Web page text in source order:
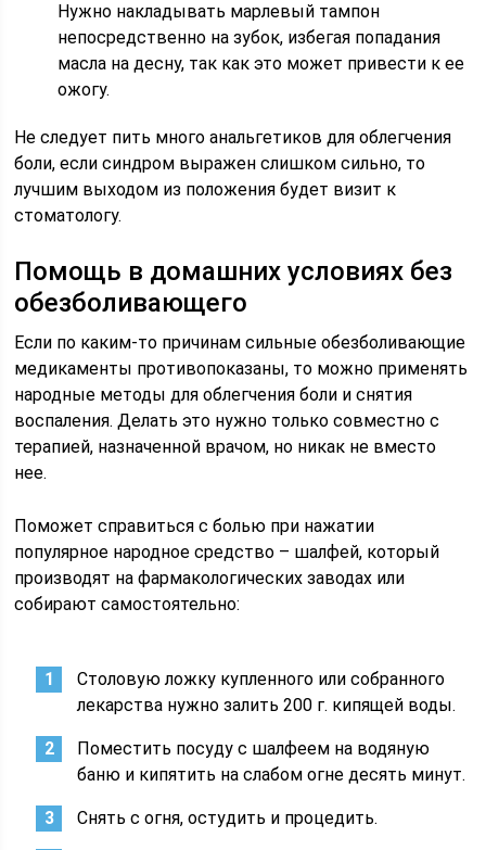
Нужно накладывать марлевый тампон
непосредственно на зубок, избегая попадания
масла на десну, так как это может привести к ее
ожогу.
Не следует пить много анальгетиков для облегчения
боли, если синдром выражен слишком сильно, то
лучшим выходом из положения будет визит к
стоматологу.
Помощь в домашних условиях без
обезболивающего
Если по каким-то причинам сильные обезболивающие
медикаменты противопоказаны, то можно применять
народные методы для облегчения боли и снятия
воспаления. Делать это нужно только совместно с
терапией, назначенной врачом, но никак не вместо
нее.
Поможет справиться с болью при нажатии
популярное народное средство – шалфей, который
производят на фармакологических заводах или
собирают самостоятельно:
Столовую ложку купленного или собранного
лекарства нужно залить 200 г. кипящей воды.
Поместить посуду с шалфеем на водяную
баню и кипятить на слабом огне десять минут.
Снять с огня, остудить и процедить.